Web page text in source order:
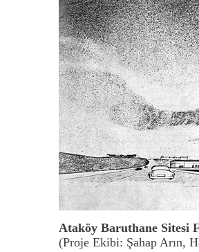
Ataköy Baruthane Sitesi
(Proje Ekibi: Şahap Arın,